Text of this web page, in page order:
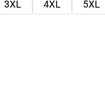
3XL 4XL
5XL